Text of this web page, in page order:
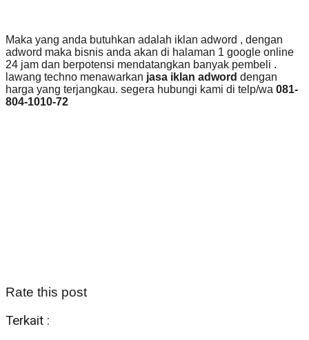
Maka yang anda butuhkan adalah iklan adword , dengan
adword maka bisnis anda akan di halaman 1 google online
24 jam dan berpotensi mendatangkan banyak pembeli .
lawang techno menawarkan jasa iklan adword dengan
harga yang terjangkau. segera hubungi kami di telp/wa 081-
804-1010-72
Rate this post
Terkait :